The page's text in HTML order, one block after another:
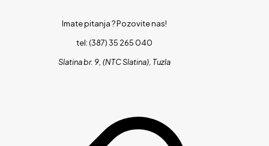
Imate pitanja ?Pozovite nas!
tel: (387) 35 265 040
Slatina br. 9, (NTC Slatina), Tuzla